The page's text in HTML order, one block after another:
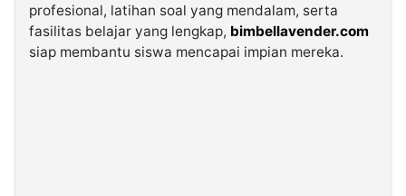
profesional, latihan soal yang mendalam, serta
fasilitas belajar yang lengkap, bimbellavender.com
siap membantu siswa mencapai impian mereka.